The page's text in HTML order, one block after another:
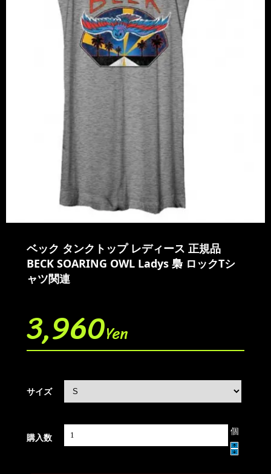
ベック タンクトップ レディース 正規品
BECK SOARING OWL Ladys 梟 ロックTシ
ャツ関連
3,960Yen
サイズ
購入数
個